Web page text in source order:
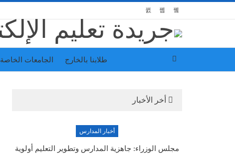
الجامعات الخاصة طلابنا بالخارج
أخر الأخبار
أخبار المدارس
مجلس الوزراء: جاهزية المدارس وتطوير التعليم أولوية